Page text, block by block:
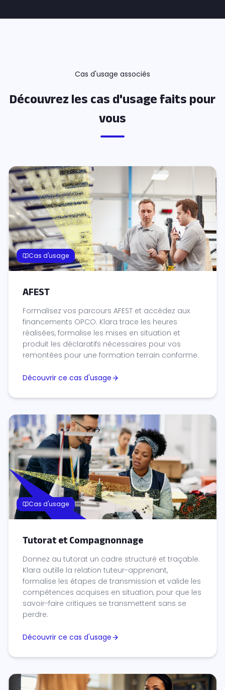
Cas d'usage associés
Découvrez les cas d'usage faits pour
vous
Cas d'usage
AFEST
Formalisez vos parcours AFEST et accédez aux
financements OPCO. Klara trace les heures
réalisées, formalise les mises en situation et
produit les déclaratifs nécessaires pour vos
remontées pour une formation terrain conforme.
Découvrir ce cas d'usage
Cas d'usage
Tutorat et Compagnonnage
Donnez au tutorat un cadre structuré et traçable.
Klara outille la relation tuteur-apprenant,
formalise les étapes de transmission et valide les
compétences acquises en situation, pour que les
savoir-faire critiques se transmettent sans se
perdre.
Découvrir ce cas d'usage